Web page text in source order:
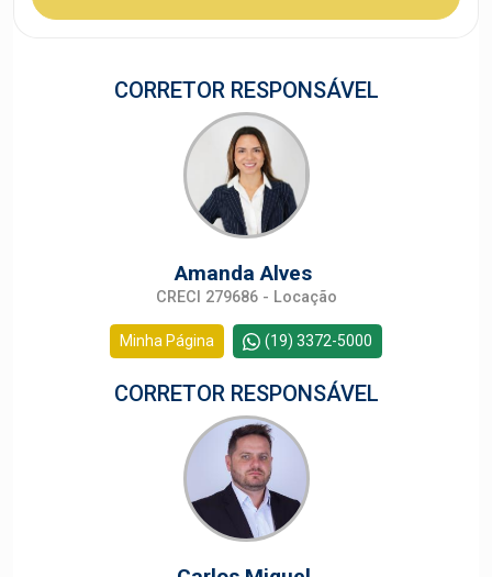
CORRETOR RESPONSÁVEL
Amanda Alves
CRECI 279686 - Locação
Minha Página (19) 3372-5000
CORRETOR RESPONSÁVEL